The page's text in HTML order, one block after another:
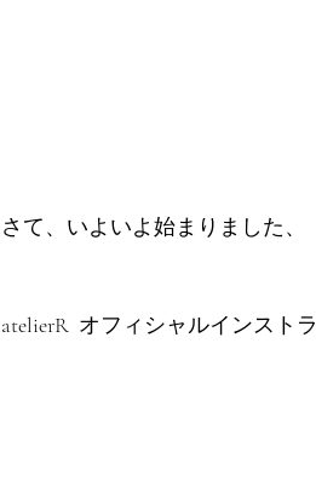
さて、いよいよ始まりました、
atelierR  オフィシャルインスト